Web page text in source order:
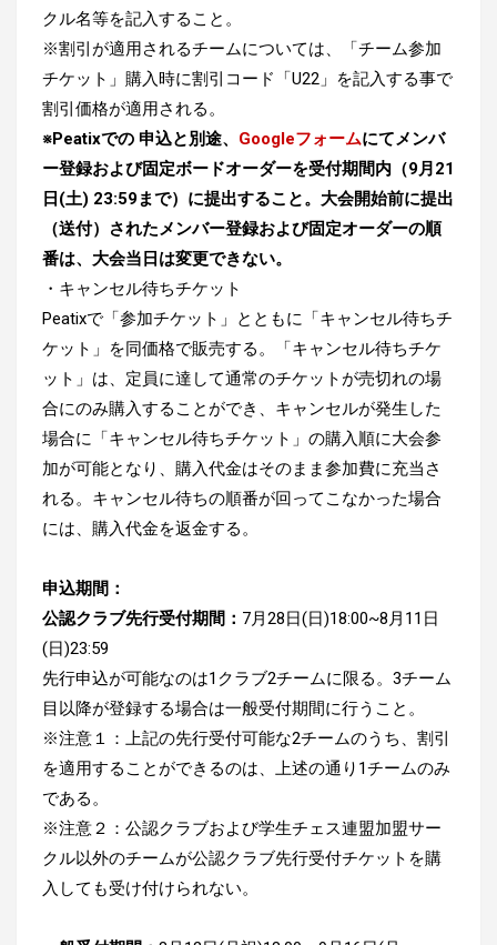
クル名等を記入すること。
※割引が適用されるチームについては、「チーム参加
チケット」購入時に割引コード「U22」を記入する事で
割引価格が適用される。
※Peatixでの 申込と別途、 Googleフォームにてメンバ
ー登録および固定ボードオーダーを受付期間内（9月21
日(土) 23:59まで）に提出すること。大会開始前に提出
（送付）されたメンバー登録および固定オーダーの順
番は、大会当日は変更できない。
・キャンセル待ちチケット
Peatixで「参加チケット」とともに「キャンセル待ちチ
ケット」を同価格で販売する。「キャンセル待ちチケ
ット」は、定員に達して通常のチケットが売切れの場
合にのみ購入することができ、キャンセルが発生した
場合に「キャンセル待ちチケット」の購入順に大会参
加が可能となり、購入代金はそのまま参加費に充当さ
れる。キャンセル待ちの順番が回ってこなかった場合
には、購入代金を返金する。
申込期間：
公認クラブ先行受付期間： 7月28日(日)18:00~8月11日
(日)23:59
先行申込が可能なのは1クラブ2チームに限る。3チーム
目以降が登録する場合は一般受付期間に行うこと。
※注意１：上記の先行受付可能な2チームのうち、割引
を適用することができるのは、上述の通り1チームのみ
である。
※注意２：公認クラブおよび学生チェス連盟加盟サー
クル以外のチームが公認クラブ先行受付チケットを購
入しても受け付けられない。